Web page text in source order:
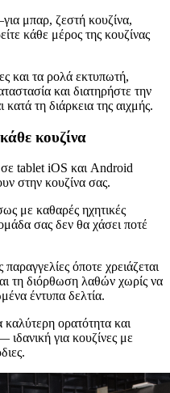
μπαρ, ζεστή κουζίνα,
κάθε μέρος της κουζίνας
και τα ρολά εκτυπωτή,
και διατηρήστε την
τη διάρκεια της αιχμής.
κουζίνα
tablet iOS και Android
στην κουζίνα σας.
με καθαρές ηχητικές
σας δεν θα χάσει ποτέ
όποτε χρειάζεται
τη διόρθωση λαθών χωρίς να
έντυπα δελτία.
καλύτερη ορατότητα και
για κουζίνες με